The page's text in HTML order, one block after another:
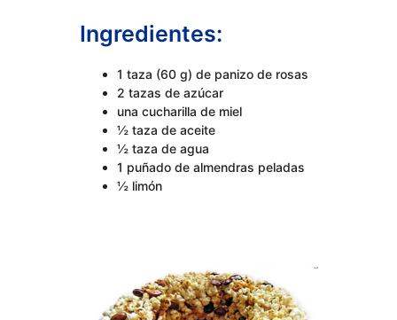
Ingredientes:
1 taza (60 g) de panizo de rosas
2 tazas de azúcar
una cucharilla de miel
½ taza de aceite
½ taza de agua
1 puñado de almendras peladas
½ limón